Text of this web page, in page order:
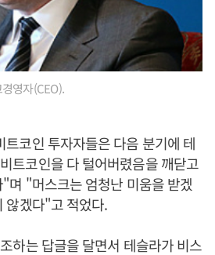
영자(CEO).
코인 투자자들은 다음 분기에 테
트코인을 다 털어버렸음을 깨닫고
며 "머스크는 엄청난 미움을 받겠
않겠다"고 적었다.
하는 답글을 달면서 테슬라가 비스